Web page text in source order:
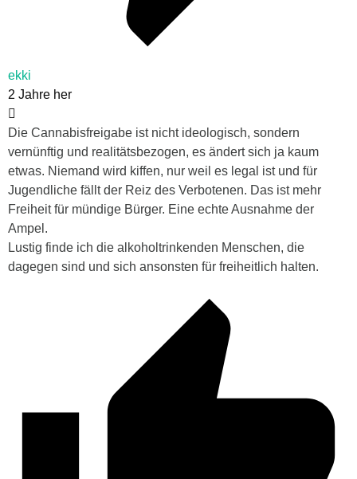
ekki
2 Jahre her
Die Cannabisfreigabe ist nicht ideologisch, sondern
vernünftig und realitätsbezogen, es ändert sich ja kaum
etwas. Niemand wird kiffen, nur weil es legal ist und für
Jugendliche fällt der Reiz des Verbotenen. Das ist mehr
Freiheit für mündige Bürger. Eine echte Ausnahme der
Ampel.
Lustig finde ich die alkoholtrinkenden Menschen, die
dagegen sind und sich ansonsten für freiheitlich halten.